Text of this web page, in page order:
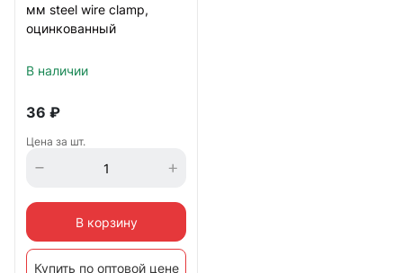
мм steel wire clamp,
оцинкованный
В наличии
36 ₽
Цена за шт.
В корзину
Купить по оптовой цене